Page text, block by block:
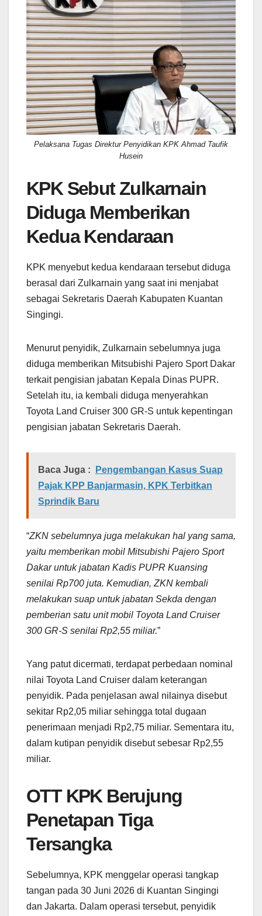
Pelaksana Tugas Direktur Penyidikan KPK Ahmad Taufik
Husein
KPK Sebut Zulkarnain
Diduga Memberikan
Kedua Kendaraan
KPK menyebut kedua kendaraan tersebut diduga
berasal dari Zulkarnain yang saat ini menjabat
sebagai Sekretaris Daerah Kabupaten Kuantan
Singingi.
Menurut penyidik, Zulkarnain sebelumnya juga
diduga memberikan Mitsubishi Pajero Sport Dakar
terkait pengisian jabatan Kepala Dinas PUPR.
Setelah itu, ia kembali diduga menyerahkan
Toyota Land Cruiser 300 GR-S untuk kepentingan
pengisian jabatan Sekretaris Daerah.
Baca Juga :
Pengembangan Kasus Suap
Pajak KPP Banjarmasin, KPK Terbitkan
Sprindik Baru
“ZKN sebelumnya juga melakukan hal yang sama,
yaitu memberikan mobil Mitsubishi Pajero Sport
Dakar untuk jabatan Kadis PUPR Kuansing
senilai Rp700 juta. Kemudian, ZKN kembali
melakukan suap untuk jabatan Sekda dengan
pemberian satu unit mobil Toyota Land Cruiser
300 GR-S senilai Rp2,55 miliar.”
Yang patut dicermati, terdapat perbedaan nominal
nilai Toyota Land Cruiser dalam keterangan
penyidik. Pada penjelasan awal nilainya disebut
sekitar Rp2,05 miliar sehingga total dugaan
penerimaan menjadi Rp2,75 miliar. Sementara itu,
dalam kutipan penyidik disebut sebesar Rp2,55
miliar.
OTT KPK Berujung
Penetapan Tiga
Tersangka
Sebelumnya, KPK menggelar operasi tangkap
tangan pada 30 Juni 2026 di Kuantan Singingi
dan Jakarta. Dalam operasi tersebut, penyidik